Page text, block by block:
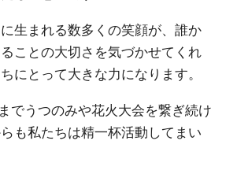
生まれる数多くの笑顔が、誰か
ことの大切さを気づかせてくれ
にとって大きな力になります。
でうつのみや花火大会を繋ぎ続け
も私たちは精一杯活動してまい